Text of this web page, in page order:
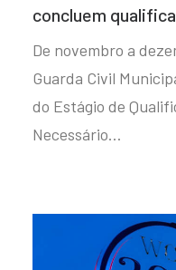
concluem
De novembro a
Guarda Civil
do Estágio de
Necessário…